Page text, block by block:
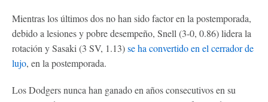
Mientras los últimos dos no han sido factor en la postemporada,
debido a lesiones y pobre desempeño, Snell (3-0, 0.86) lidera la
rotación y Sasaki (3 SV, 1.13)se ha convertido en el cerrador de
lujo, en la postemporada.
Los Dodgers nunca han ganado en años consecutivos en su